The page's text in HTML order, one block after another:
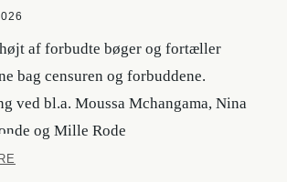
af forbudte bøger og fortæller
bag censuren og forbuddene.
ved bl.a. Moussa Mchangama, Nina
og Mille Rode